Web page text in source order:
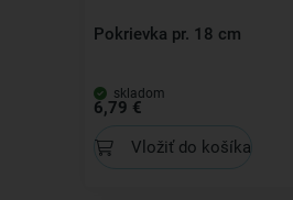
Pokrievka pr. 18 cm
skladom
6,79 €
Vložiť do košíka